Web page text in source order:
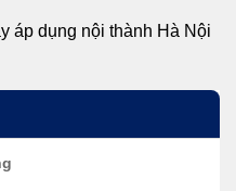
áp dụng nội thành Hà Nội